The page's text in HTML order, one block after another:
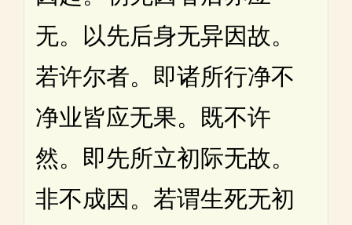
无。以先后身无异因故。
若许尔者。即诸所行净不
净业皆应无果。既不许
然。即先所立初际无故。
非不成因。若谓生死无初